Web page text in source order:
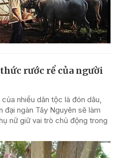
rước rể của người
nhiều dân tộc là đón dâu,
ngàn Tây Nguyên sẽ làm
nữ giữ vai trò chủ động trong